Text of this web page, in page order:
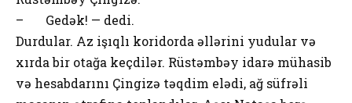
– Gedək! — dedi.
Durdular. Az işıqlı koridorda əllərini yudular və
xırda bir otağa keçdilər. Rüstəmbəy idarə mühasib
və hesabdarını Çingizə təqdim elədi, ağ süfrəli